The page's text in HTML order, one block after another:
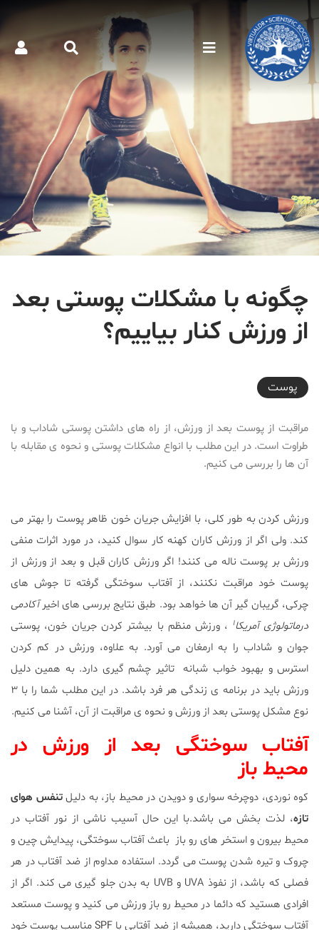
چگونه با مشکلات پوستی بعد
از ورزش کنار بیاییم؟
2017-07-23T00:01:09+04:30
پوست
مراقبت از پوست بعد از ورزش، از راه های داشتن پوستی شاداب و با
طراوت است. در این مطلب با انواع مشکلات پوستی و نحوه ی مقابله با
آن ها را بررسی می کنیم.
ورزش کردن به طور کلی، با افزایش جریان خون ظاهر پوست را بهتر می
کند. ولی اگر از ورزش کاران کهنه کار سوال کنید، در مورد اثرات منفی
ورزش بر پوست ناله می کنند! اگر ورزش کاران قبل و بعد از ورزش از
پوست خود مراقبت نکنند، از آفتاب سوختگی گرفته تا جوش های
چرکی، گریبان گیر آن ها خواهد بود. طبق نتایج بررسی های اخیرآکادمی
درماتولوژی آمریکا۱ ، ورزش منظم با بیشتر کردن جریان خون، پوستی
جوان و شاداب را به ارمغان می آورد. به علاوه، ورزش در کم کردن
استرس و بهبود خواب شبانه تاثیر چشم گیری دارد. به همین دلیل
ورزش باید در برنامه ی زندگی هر فرد باشد. در این مطلب شما را با ۳
نوع مشکل پوستی بعد از ورزش و نحوه ی مراقبت از آن، آشنا می کنیم.
آفتاب سوختگی بعد از ورزش در
محیط باز
کوه نوردی، دوچرخه سواری و دویدن در محیط باز، به دلیلتنفس هوای
تازه، لذت بخش می باشد.با این حال آسیب ناشی از نور آفتاب در
محیط بیرون و استخر های رو باز باعث آفتاب سوختگی، پیدایش چین و
چروک و تیره شدن پوست می گردد. استفاده مداوم از ضد آفتاب در هر
فصلی که باشد، از نفوذ UVA و UVB به بدن جلو گیری می کند. اگر از
افرادی هستید که دائما در محیط رو باز ورزش می کنید و پوست مستعد
آفتاب سوختگی دارید، همیشه از ضد آفتابی با SPFمناسب پوست خود